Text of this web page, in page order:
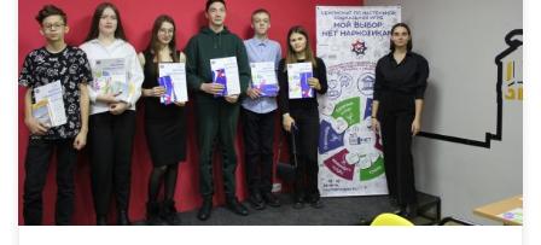
В конце минувшей недели в Тюмени прошли решающие игровые сессии
молодежного чемпионата по обучающей профилактической настольной игре
«Мой выбор – нет наркотикам 2.0». Турнир по